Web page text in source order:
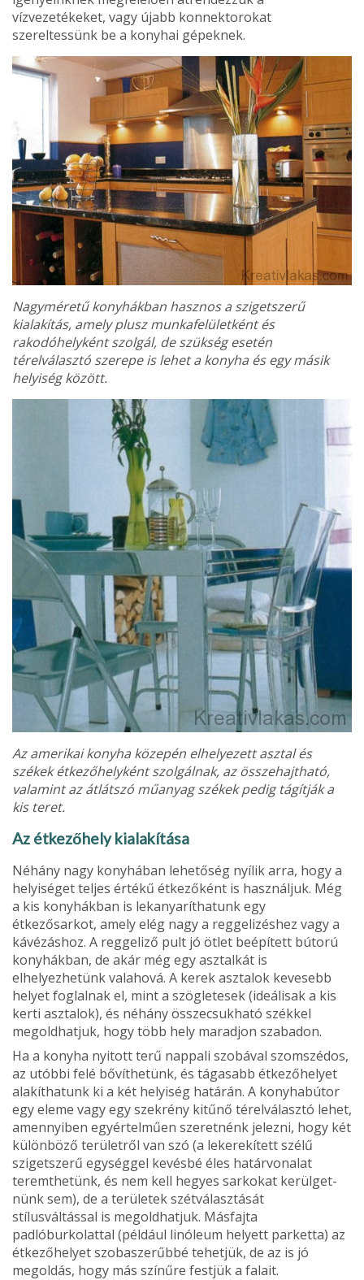
vízvezetékeket, vagy újabb konnektorokat
szereltessünk be a konyhai gépeknek.
Nagyméretű konyhákban hasznos a szigetszerű
kialakítás, amely plusz munkafelületként és
rakodóhelyként szolgál, de szükség esetén
térelválasztó szerepe is lehet a konyha és egy másik
helyiség között.
Az amerikai konyha közepén elhelyezett asztal és
székek étkező­helyként szolgálnak, az összehajtható,
valamint az átlátszó műanyag székek pedig tágítják a
kis teret.
Az étkezőhely kialakítása
Néhány nagy konyhában lehetőség nyílik arra, hogy a
helyiséget teljes értékű étkezőként is használjuk. Még
a kis konyhákban is lekanyaríthatunk egy
étkezősarkot, amely elég nagy a reggelizéshez vagy a
kávézáshoz. A reggeliző pult jó ötlet beépített bútorú
konyhákban, de akár még egy asztalkát is
elhelyezhetünk valahová. A kerek asztalok kevesebb
helyet foglalnak el, mint a szögletesek (ideálisak a kis
kerti asztalok), és néhány összecsukható székkel
megoldhatjuk, hogy több hely maradjon szabadon.
Ha a konyha nyitott terű nappali szobával szomszé­dos,
az utóbbi felé bővíthetünk, és tágasabb étkezőhe­lyet
alakíthatunk ki a két helyiség határán. A konyha­bútor
egy eleme vagy egy szekrény kitűnő térelválasztó lehet,
amennyiben egyértelműen szeretnénk jelezni, hogy két
különböző területről van szó (a lekerekített szélű
szigetszerű egységgel kevésbé éles határvonalat
teremthetünk, és nem kell hegyes sarkokat kerülget­
nünk sem), de a területek szétválasztását
stílusváltással is megoldhatjuk. Másfajta
padlóburkolattal (például linóleum helyett parketta) az
étkezőhelyet szobaszerűbbé tehetjük, de az is jó
megoldás, hogy más színűre festjük a falait.